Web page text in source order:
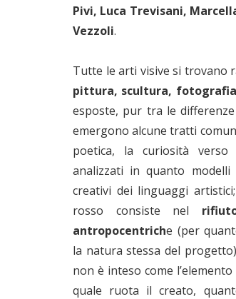
Pivi, Luca Trevisani,
Vezzoli.
Tutte le arti visive si trovano
pittura, scultura,
esposte, pur tra le
emergono alcune tratti
poetica, la curiosità
analizzati in quanto
creativi dei linguaggi
rosso consiste nel
antropocentriche (per
la natura stessa del
non è inteso come
quale ruota il creato,